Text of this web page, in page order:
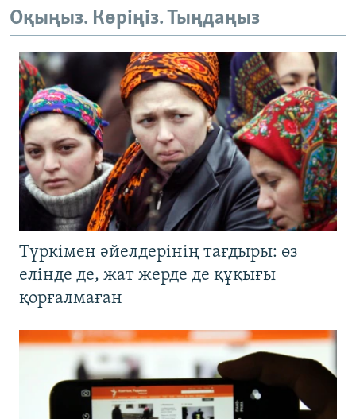
Оқыңыз. Көріңіз. Тыңдаңыз
Түркімен әйелдерінің тағдыры: өз
елінде де, жат жерде де құқығы
қорғалмаған